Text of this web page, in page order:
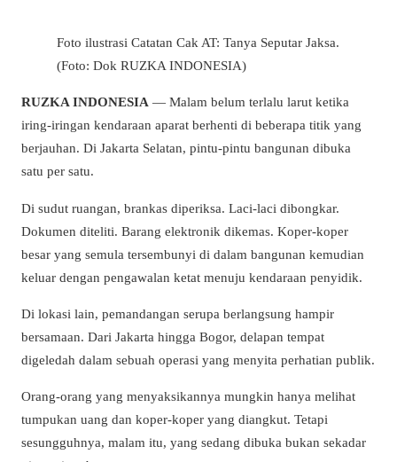
Foto ilustrasi Catatan Cak AT: Tanya Seputar Jaksa.
(Foto: Dok RUZKA INDONESIA)
RUZKA INDONESIA — Malam belum terlalu larut ketika
iring-iringan kendaraan aparat berhenti di beberapa titik yang
berjauhan. Di Jakarta Selatan, pintu-pintu bangunan dibuka
satu per satu.
Di sudut ruangan, brankas diperiksa. Laci-laci dibongkar.
Dokumen diteliti. Barang elektronik dikemas. Koper-koper
besar yang semula tersembunyi di dalam bangunan kemudian
keluar dengan pengawalan ketat menuju kendaraan penyidik.
Di lokasi lain, pemandangan serupa berlangsung hampir
bersamaan. Dari Jakarta hingga Bogor, delapan tempat
digeledah dalam sebuah operasi yang menyita perhatian publik.
Orang-orang yang menyaksikannya mungkin hanya melihat
tumpukan uang dan koper-koper yang diangkut. Tetapi
sesungguhnya, malam itu, yang sedang dibuka bukan sekadar